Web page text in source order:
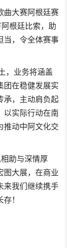
大赛阿根廷赛
根廷比索，助
当，令全体赛事
业务将涵盖
团在稳健发展实
承，主动肩负起
以实际行动在南
推动中阿文化交
助与深情厚
图大展，在商业
来我们继续携手
！